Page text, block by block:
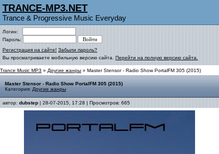
TRANCE-MP3.NET
Trance & Progressive Music Everyday
Логин:
Пароль:
Регистрация на сайте! Забыли пароль?
Вы просматриваете мобильную версию сайта. Перейти на полную версию сайта.
Trance Music MP3 » Другие жанры » Master Stensor - Radio Show PortalFM 305 (2015)
Master Stensor - Radio Show PortalFM 305 (2015)
Категория: Другие жанры
автор: dubstep | 28-07-2015, 17:28 | Просмотров: 665